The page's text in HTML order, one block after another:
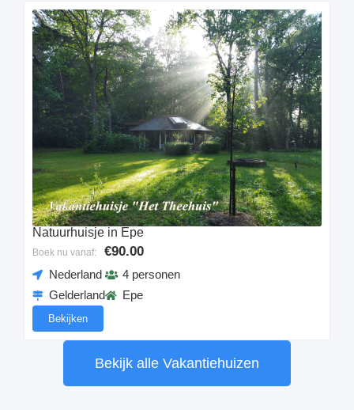
Natuurhuisje in Epe
Boek nu vanaf: €90.00
Nederland
Gelderland
4 personen
Epe
Bekijken
Bekijk alle Vakantiehuizen